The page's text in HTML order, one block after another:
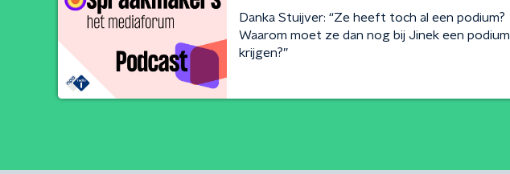
Danka Stuijver: “Ze heeft toch al een podium?
Waarom moet ze dan nog bij Jinek een podium
krijgen?”